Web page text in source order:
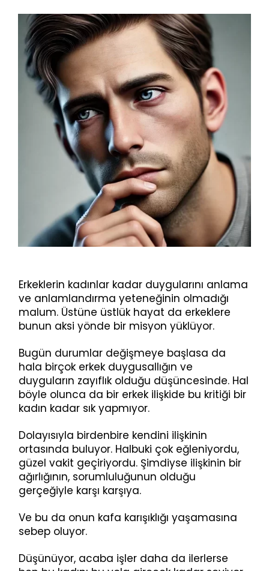
Erkeklerin kadınlar kadar duygularını anlama
ve anlamlandırma yeteneğinin olmadığı
malum. Üstüne üstlük hayat da erkeklere
bunun aksi yönde bir misyon yüklüyor.
Bugün durumlar değişmeye başlasa da
hala birçok erkek duygusallığın ve
duyguların zayıflık olduğu düşüncesinde. Hal
böyle olunca da bir erkek ilişkide bu kritiği bir
kadın kadar sık yapmıyor.
Dolayısıyla birdenbire kendini ilişkinin
ortasında buluyor. Halbuki çok eğleniyordu,
güzel vakit geçiriyordu. Şimdiyse ilişkinin bir
ağırlığının, sorumluluğunun olduğu
gerçeğiyle karşı karşıya.
Ve bu da onun kafa karışıklığı yaşamasına
sebep oluyor.
Düşünüyor, acaba işler daha da ilerlerse